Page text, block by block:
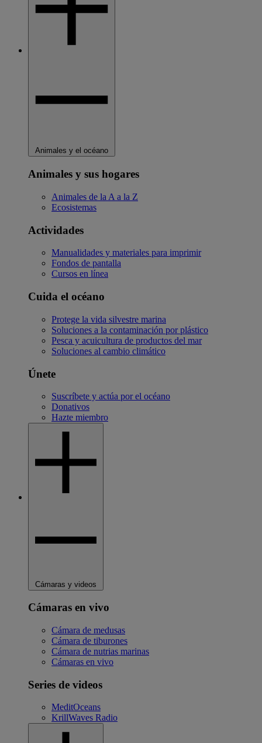
Animales y el océano
Animales y sus hogares
Animales de la A a la Z
Ecosistemas
Actividades
Manualidades y materiales para imprimir
Fondos de pantalla
Cursos en línea
Cuida el océano
Protege la vida silvestre marina
Soluciones a la contaminación por plástico
Pesca y acuicultura de productos del mar
Soluciones al cambio climático
Únete
Suscríbete y actúa por el océano
Donativos
Hazte miembro
Cámaras y videos
Cámaras en vivo
Cámara de medusas
Cámara de tiburones
Cámara de nutrias marinas
Cámaras en vivo
Series de videos
MeditOceans
KrillWaves Radio